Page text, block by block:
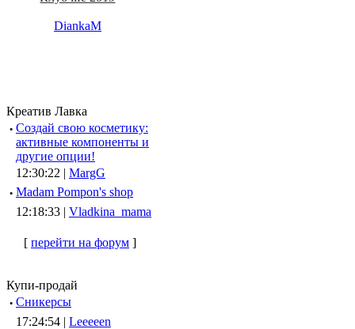
DiankaM
Креатив Лавка
· Создай свою косметику:
активные компоненты и
другие опции!
12:30:22 | MargG
· Madam Pompon's shop
12:18:33 | Vladkina_mama
[ перейти на форум ]
Купи-продай
· Сникерсы
17:24:54 | Leeeeen